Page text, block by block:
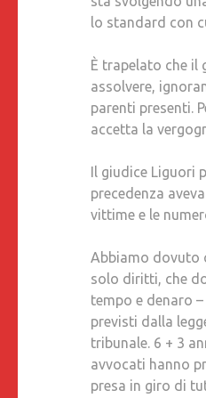
lo standard con
È trapelato che il
assolvere,
parenti presenti.
accetta la
Il giudice Liguori
precedenza
vittime e le
Abbiamo dovuto
solo diritti, che
tempo e denaro
previsti dalla
tribunale. 6 + 3
avvocati hanno
presa in giro di